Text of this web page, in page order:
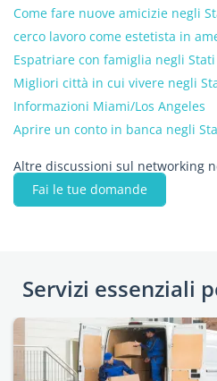
Come fare nuove amicizie negli
cerco lavoro come estetista in
Espatriare con famiglia negli
Migliori città in cui vivere negli
Informazioni Miami/Los Angeles
Aprire un conto in banca negli
Altre discussioni sul networking
Fai le tue domande
Servizi essenziali